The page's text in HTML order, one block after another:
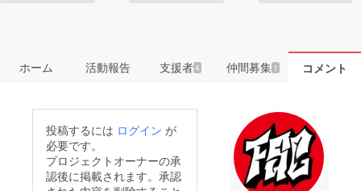
ホーム 活動報告 支援者4 仲間募集 1 コメント
投稿するには ログイン が
必要です。
プロジェクトオーナーの承
認後に掲載されます。承認